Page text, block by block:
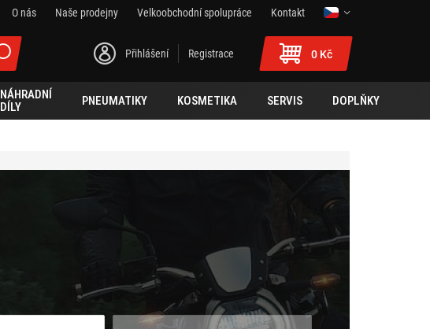
O nás Naše prodejny Velkoobchodní spolupráce
Kontakt
Přihlášení Registrace 0 Kč
NÁHRADNÍ
DÍLY
PNEUMATIKY KOSMETIKA SERVIS DOPLŇKY